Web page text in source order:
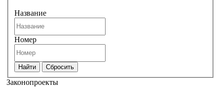
Название
Номер
Законопроекты